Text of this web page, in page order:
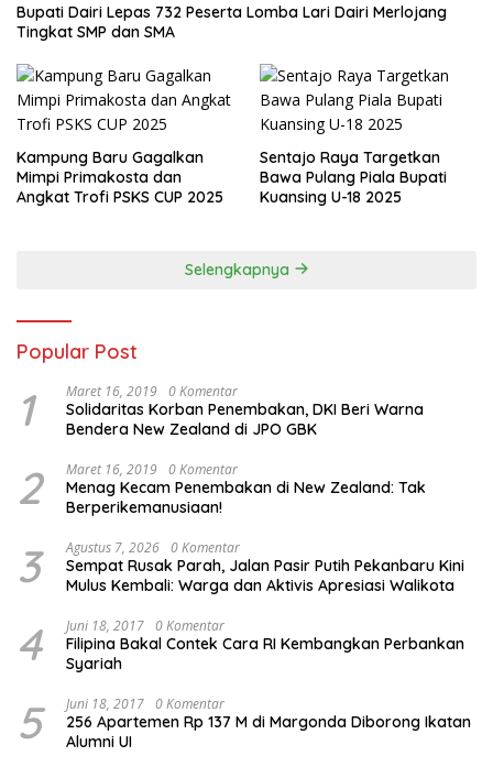
Bupati Dairi Lepas 732 Peserta Lomba Lari Dairi Merlojang
Tingkat SMP dan SMA
Kampung Baru Gagalkan
Mimpi Primakosta dan
Angkat Trofi PSKS CUP 2025
Sentajo Raya Targetkan
Bawa Pulang Piala Bupati
Kuansing U-18 2025
Selengkapnya
Popular Post
1 Maret 16, 2019 0 Komentar
Solidaritas Korban Penembakan, DKI Beri Warna
Bendera New Zealand di JPO GBK
2 Maret 16, 2019 0 Komentar
Menag Kecam Penembakan di New Zealand: Tak
Berperikemanusiaan!
3 Agustus 7, 2026 0 Komentar
Sempat Rusak Parah, Jalan Pasir Putih Pekanbaru Kini
Mulus Kembali: Warga dan Aktivis Apresiasi Walikota
4 Juni 18, 2017 0 Komentar
Filipina Bakal Contek Cara RI Kembangkan Perbankan
Syariah
5 Juni 18, 2017 0 Komentar
256 Apartemen Rp 137 M di Margonda Diborong Ikatan
Alumni UI